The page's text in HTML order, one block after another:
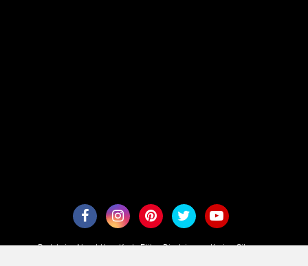
Redaksi About Us Kode Etik Disclaimer Karir
Sitemaps